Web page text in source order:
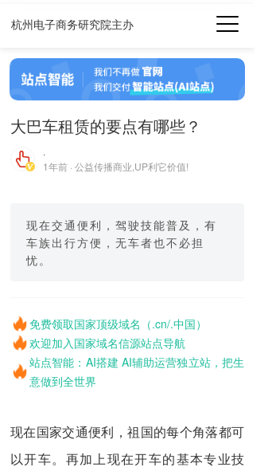
杭州电子商务研究院主办
大巴车租赁的要点有哪些？
·
1年前 · 公益传播商业,UP利它价值!
现在交通便利，驾驶技能普及，有
车族出行方便，无车者也不必担
忧。
免费领取国家顶级域名（.cn/.中国）
欢迎加入国家域名信源站点导航
站点智能：AI搭建 AI辅助运营独立站，把生
意做到全世界
现在国家交通便利，祖国的每个角落都可
以开车。再加上现在开车的基本专业技